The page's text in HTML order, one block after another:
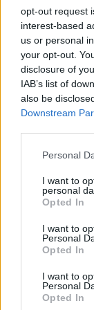
opt-out request
interest-based
us or personal
your opt-out.
disclosure of
IAB’s list of
also be
Downstream
Please note
not limited to
grant or deny
use your data
consent section.
Personal
I want to
personal
Opted In
I want to
Personal
Opted In
I want to
Personal
Opted In
[2] Το CO2 του
ETS
καθιστώντας
πετρελαίου)
εκπομπών CO2.
μεταφορών
στην τρέχουσα
προσδοκώμενη
αυξήσεις 0,12